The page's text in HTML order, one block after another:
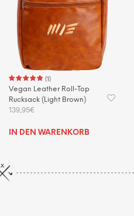
(1)
Vegan Leather Roll-Top
Rucksack (Light Brown)
139,95€
IN DEN WARENKORB